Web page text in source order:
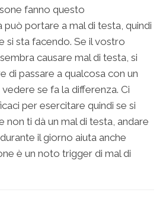
fanno questo
può portare a mal di testa, quindi
si sta facendo. Se il vostro
causare mal di testa, si
di passare a qualcosa con un
se fa la differenza. Ci
per esercitare quindi se si
non ti dà un mal di testa, andare
il giorno aiuta anche
è un noto trigger di mal di